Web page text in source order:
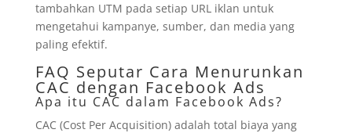
tambahkan UTM pada setiap URL iklan untuk
mengetahui kampanye, sumber, dan media yang
paling efektif.
FAQ Seputar Cara Menurunkan
CAC dengan Facebook Ads
Apa itu CAC dalam Facebook Ads?
CAC (Cost Per Acquisition) adalah total biaya yang